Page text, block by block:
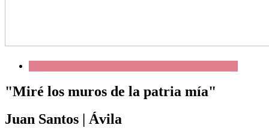
"Miré los muros de la patria mía"
Juan Santos
Ávila